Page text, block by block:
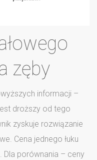
zęby
informacji –
droższy od tego
zyskuje rozwiązanie
Cena jednego łuku
. Dla porównania – ceny